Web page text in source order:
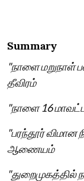
Summary
"நாளை மறுநாள்
தீவிரம்
"நாளை 16
"பரந்தூர்
ஆணையம்
"துறைமுகத்தில்